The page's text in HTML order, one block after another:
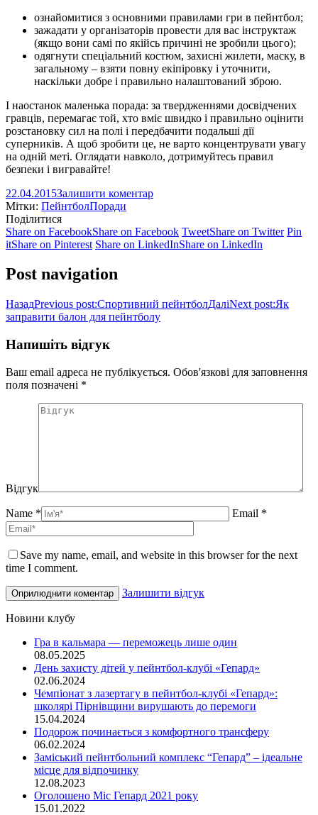
ознайомитися з основними правилами гри в пейнтбол;
зажадати у організаторів провести для вас інструктаж
(якщо вони самі по якійсь причині не зробили цього);
одягнути спеціальний костюм, захисні жилети, маску, в
загальному – взяти повну екіпіровку і уточнити,
наскільки добре і правильно налаштований зброю.
І наостанок маленька порада: за твердженнями досвідчених
гравців, перемагає той, хто вміє швидко і правильно оцінити
розстановку сил на полі і передбачити подальші дії
суперників. А щоб зробити це, не варто концентрувати увагу
на одній меті. Оглядати навколо, дотримуйтесь правил
безпеки і вигравайте!
22.04.2015Залишити коментар
Мітки: ПейнтболПоради
Поділитися
Share on FacebookShare on Facebook TweetShare on Twitter Pin
itShare on Pinterest Share on LinkedInShare on LinkedIn
Post navigation
НазадPrevious post:Спортивний пейнтболДаліNext post:Як
заправити балон для пейнтболу
Напишіть відгук
Ваш email адреса не публікується. Обов'язкові для заповнення
поля позначені *
Відгук
Name * Email *
Save my name, email, and website in this browser for the next
time I comment.
Залишити відгук
Новини клубу
Гра в кальмара — переможець лише один
08.05.2025
День захисту дітей у пейнтбол-клубі «Гепард»
02.06.2024
Чемпіонат з лазертагу в пейнтбол-клубі «Гепард»:
школярі Пірнівщини вирушають до перемоги
15.04.2024
Подорож починається з комфортного трансферу
06.02.2024
Заміський пейнтбольний комплекс “Гепард” – ідеальне
місце для відпочинку
12.08.2023
Оголошено Міс Гепард 2021 року
15.01.2022